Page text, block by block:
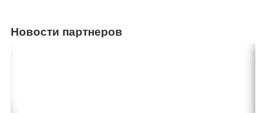
Новости партнеров